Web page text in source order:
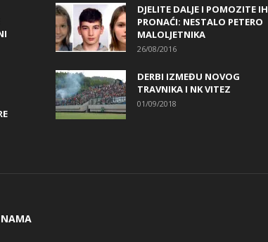
DJELITE DALJE I POMOZITE IH
PRONAĆI: NESTALO PETERO
MALOLJETNIKA
26/08/2016
DERBI IZMEĐU NOVOG
TRAVNIKA I NK VITEZ
01/09/2018